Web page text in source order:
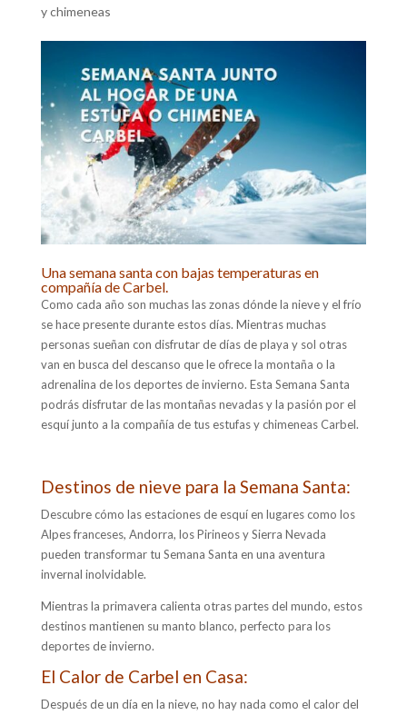
y chimeneas
Una semana santa con bajas temperaturas en
compañía de Carbel.
Como cada año son muchas las zonas dónde la nieve y el frío
se hace presente durante estos días. Mientras muchas
personas sueñan con disfrutar de días de playa y sol otras
van en busca del descanso que le ofrece la montaña o la
adrenalina de los deportes de invierno. Esta Semana Santa
podrás disfrutar de las montañas nevadas y la pasión por el
esquí junto a la compañía de tus estufas y chimeneas Carbel.
Destinos de nieve para la Semana Santa:
Descubre cómo las estaciones de esquí en lugares como los
Alpes franceses, Andorra, los Pirineos y Sierra Nevada
pueden transformar tu Semana Santa en una aventura
invernal inolvidable.
Mientras la primavera calienta otras partes del mundo, estos
destinos mantienen su manto blanco, perfecto para los
deportes de invierno.
El Calor de Carbel en Casa:
Después de un día en la nieve, no hay nada como el calor del